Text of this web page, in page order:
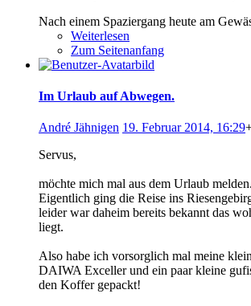
Nach einem Spaziergang heute am
Weiterlesen
Zum Seitenanfang
Im Urlaub auf Abwegen.
André Jähnigen 19. Februar 2014, 16:29
Servus,
möchte mich mal aus dem Urlaub melden.
Eigentlich ging die Reise ins
leider war daheim bereits bekannt das
liegt.
Also habe ich vorsorglich mal meine
DAIWA Exceller und ein paar kleine
den Koffer gepackt!